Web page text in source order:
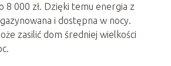
8 000 zł. Dzięki temu energia z
i dostępna w nocy.
zasilić dom średniej wielkości